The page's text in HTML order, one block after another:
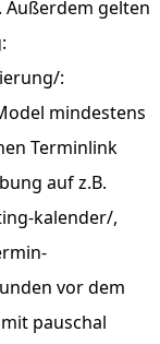
Außerdem gelten
:
mindestens
Terminlink
auf z.B.
kalender/,
vor dem
pauschal